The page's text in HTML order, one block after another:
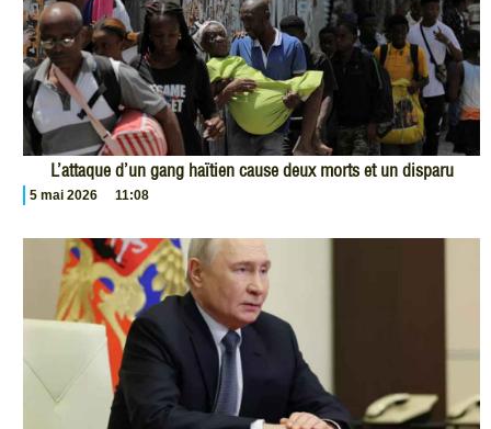
L’attaque d’un gang haïtien cause deux morts et un disparu
5 mai 2026 11:08